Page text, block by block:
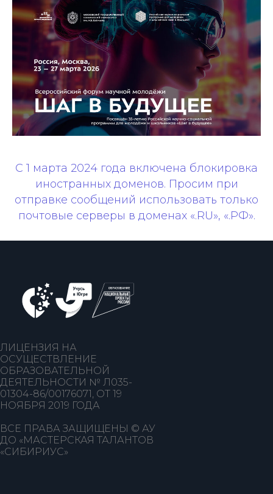
С 1 марта 2024 года включена блокировка
иностранных доменов. Просим при
отправке сообщений использовать только
почтовые серверы в доменах «.RU», «.РФ».
ЛИЦЕНЗИЯ НА
ОСУЩЕСТВЛЕНИЕ
ОБРАЗОВАТЕЛЬНОЙ
ДЕЯТЕЛЬНОСТИ № Л035-
01304-86/00176071, ОТ 19
НОЯБРЯ 2019 ГОДА
ВСЕ ПРАВА ЗАЩИЩЕНЫ © АУ
ДО «МАСТЕРСКАЯ ТАЛАНТОВ
«СИБИРИУС»